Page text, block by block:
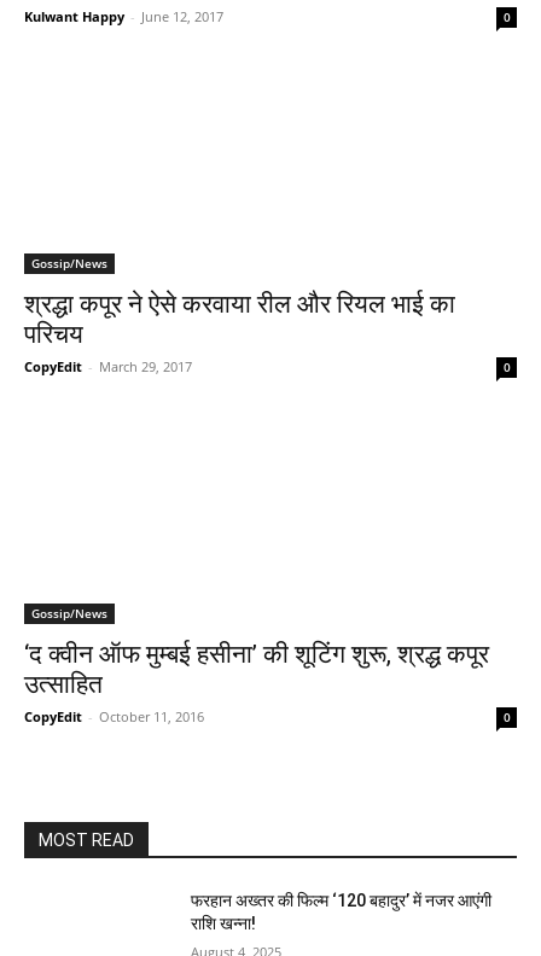
Kulwant Happy - June 12, 2017 0
Gossip/News
श्रद्धा कपूर ने ऐसे करवाया रील और रियल भाई का
परिचय
CopyEdit - March 29, 2017 0
Gossip/News
‘द क्‍वीन ऑफ मुम्‍बई हसीना’ की शूटिंग शुरू, श्रद्ध कपूर
उत्‍साहित
CopyEdit - October 11, 2016 0
MOST READ
फरहान अख्तर की फिल्म ‘120 बहादुर’ में नजर आएंगी
राशि खन्ना!
August 4, 2025